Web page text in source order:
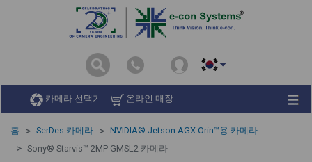
카메라 선택기 온라인 매장
홈 SerDes 카메라
NVIDIA® Jetson AGX Orin™용 카메라
Sony® Starvis™ 2MP GMSL2 카메라